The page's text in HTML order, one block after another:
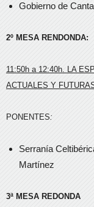
Gobierno de
2º MESA RENDONDA:
11:50h a 12:40h. LA
ACTUALES Y
PONENTES:
Serranía
Martínez
3ª MESA REDONDA